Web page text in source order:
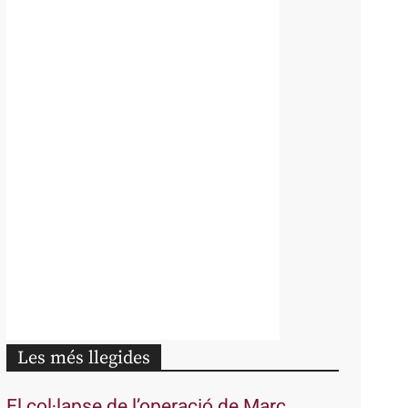
Les més llegides